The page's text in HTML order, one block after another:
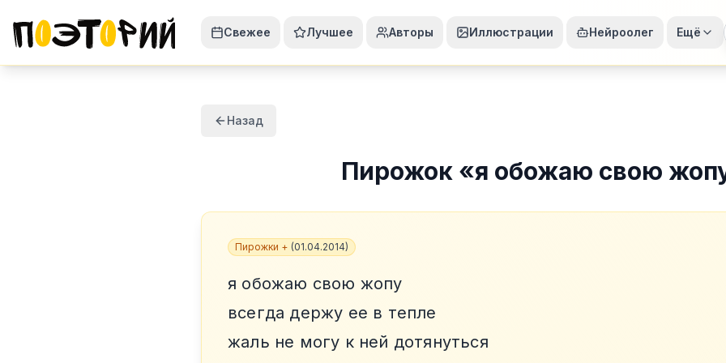
Свежее Лучшее Авторы Иллюстрации Нейроолег Ещё
Назад
Пирожок «я обожаю свою
Пирожки + (01.04.2014)
я обожаю свою жопу
всегда держу ее в тепле
жаль не могу к ней дотянуться